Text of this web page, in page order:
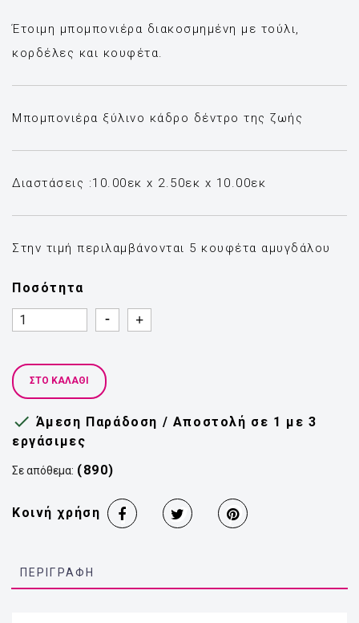
Έτοιμη μπομπονιέρα διακοσμημένη με τούλι,
κορδέλες και κουφέτα.
Μπομπονιέρα ξύλινο κάδρο δέντρο της ζωής
Διαστάσεις :10.00εκ x 2.50εκ x 10.00εκ
Στην τιμή περιλαμβάνονται 5 κουφέτα αμυγδάλου
Ποσότητα
Quantity
Quantity
ΣΤΟ ΚΑΛΆΘΙ
 Άμεση Παράδοση / Αποστολή σε 1 με 3
εργάσιμες
Σε απόθεμα: (890)
Κοινή χρήση
ΠΕΡΙΓΡΑΦΉ